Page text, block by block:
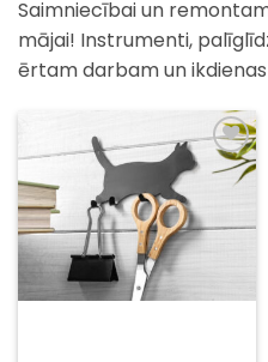
Saimniecībai un
mājai! Instrumenti,
ērtam darbam un
Pievienot
sarakstam